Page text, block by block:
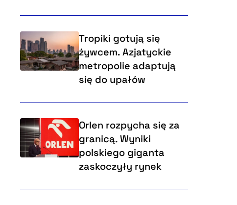
Tropiki gotują się
żywcem. Azjatyckie
metropolie adaptują
się do upałów
Orlen rozpycha się za
granicą. Wyniki
polskiego giganta
zaskoczyły rynek